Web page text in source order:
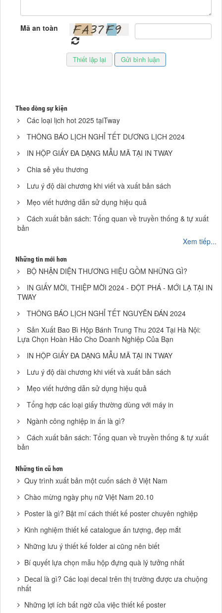
Mã an toàn
Theo dòng sự kiện
Các loại lịch hot 2025 tạiTway
THÔNG BÁO LỊCH NGHỈ TẾT DƯƠNG LỊCH 2024
IN HỘP GIẤY ĐA DẠNG MẪU MÃ TẠI IN TWAY
Chia sẻ yêu thương
Lưu ý độ dài chương khi viết và xuất bản sách
Mẹo viết hướng dẫn sử dụng hiệu quả
Cách xuất bản sách: Tổng quan về truyền thống & tự xuất
bản
Xem tiếp...
Những tin mới hơn
BỘ NHẬN DIỆN THƯƠNG HIỆU GỒM NHỮNG GÌ?
IN GIẤY MỜI, THIỆP MỜI 2024 - ĐỘT PHÁ - MỚI LẠ TẠI IN
TWAY
THÔNG BÁO LỊCH NGHỈ TẾT NGUYÊN ĐÁN 2024
Sản Xuất Bao Bì Hộp Bánh Trung Thu 2024 Tại Hà Nội:
Lựa Chọn Hoàn Hảo Cho Doanh Nghiệp Của Bạn
IN HỘP GIẤY ĐA DẠNG MẪU MÃ TẠI IN TWAY
Lưu ý độ dài chương khi viết và xuất bản sách
Mẹo viết hướng dẫn sử dụng hiệu quả
Tổng hợp các loại giấy thường dùng với máy in
Ngành công nghiệp in ấn là gì?
Cách xuất bản sách: Tổng quan về truyền thống & tự xuất
bản
Những tin cũ hơn
Quy trình xuất bản một cuốn sách ở Việt Nam
Chào mừng ngày phụ nữ Việt Nam 20.10
Poster là gì? Bật mí cách thiết kế poster chuyên nghiệp
Kinh nghiệm thiết kế catalogue ấn tượng, đẹp mắt
Những lưu ý thiết kế folder ai cũng nên biết
Bí quyết lựa chọn mẫu hộp đựng quà lý tưởng nhất
Decal là gì? Các loại decal trên thị trường được ưa chuộng
nhất
Những lợi ích bất ngờ của việc thiết kế poster